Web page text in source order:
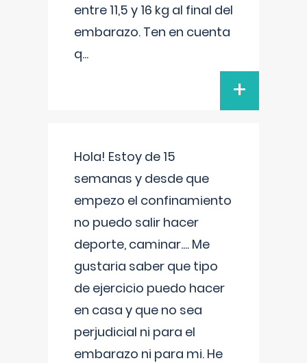
entre 11,5 y 16 kg al final del
embarazo. Ten en cuenta
q...
+
Hola! Estoy de 15
semanas y desde que
empezo el confinamiento
no puedo salir hacer
deporte, caminar.... Me
gustaria saber que tipo
de ejercicio puedo hacer
en casa y que no sea
perjudicial ni para el
embarazo ni para mi. He